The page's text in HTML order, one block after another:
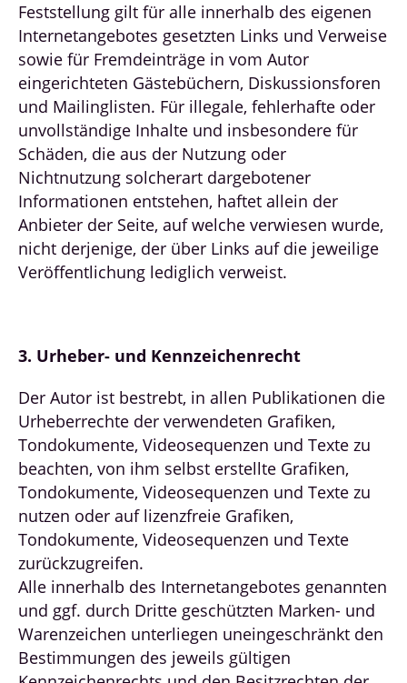
Feststellung gilt für alle innerhalb des eigenen
Internetangebotes gesetzten Links und Verweise
sowie für Fremdeinträge in vom Autor
eingerichteten Gästebüchern, Diskussionsforen
und Mailinglisten. Für illegale, fehlerhafte oder
unvollständige Inhalte und insbesondere für
Schäden, die aus der Nutzung oder
Nichtnutzung solcherart dargebotener
Informationen entstehen, haftet allein der
Anbieter der Seite, auf welche verwiesen wurde,
nicht derjenige, der über Links auf die jeweilige
Veröffentlichung lediglich verweist.
3. Urheber- und Kennzeichenrecht
Der Autor ist bestrebt, in allen Publikationen die
Urheberrechte der verwendeten Grafiken,
Tondokumente, Videosequenzen und Texte zu
beachten, von ihm selbst erstellte Grafiken,
Tondokumente, Videosequenzen und Texte zu
nutzen oder auf lizenzfreie Grafiken,
Tondokumente, Videosequenzen und Texte
zurückzugreifen.
Alle innerhalb des Internetangebotes genannten
und ggf. durch Dritte geschützten Marken- und
Warenzeichen unterliegen uneingeschränkt den
Bestimmungen des jeweils gültigen